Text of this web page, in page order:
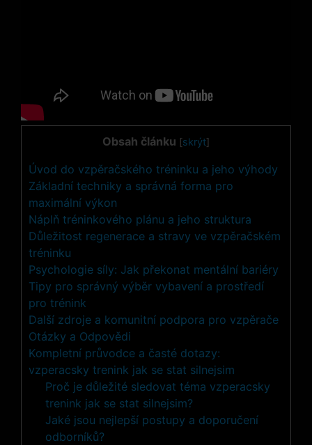
Obsah článku [skrýt]
Úvod do vzpěračského tréninku a ‍jeho výhody
Základní techniky ⁢a správná forma pro
maximální výkon
Náplň tréninkového plánu a jeho struktura
Důležitost‌ regenerace a stravy ve vzpěračském
tréninku
Psychologie síly: Jak překonat‌ mentální bariéry
Tipy pro správný výběr vybavení a prostředí
‍pro trénink
Další zdroje a komunitní‍ podpora pro vzpěrače
Otázky‌ a ‍Odpovědi
Kompletní průvodce a časté dotazy:
vzperacsky trenink jak se stat silnejsim
Proč je důležité sledovat téma vzperacsky
trenink jak se stat silnejsim?
Jaké jsou nejlepší postupy a doporučení
odborníků?